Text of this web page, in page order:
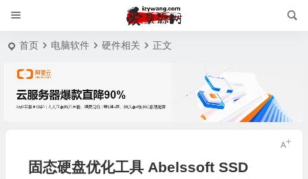
首页 电脑软件 硬件相关 正文
固态硬盘优化工具 Abelssoft SSD